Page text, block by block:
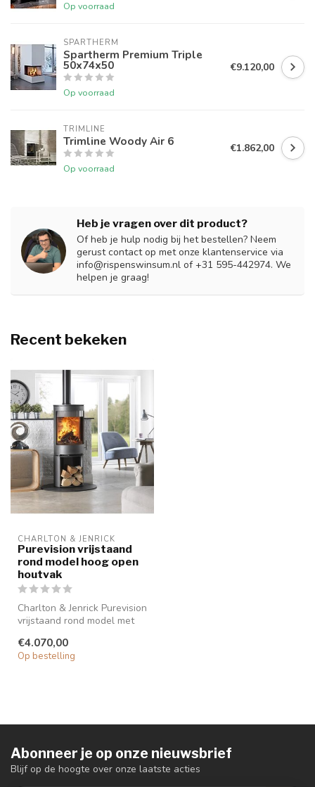
Op voorraad
SPARTHERM
Spartherm Premium Triple
50x74x50
Op voorraad
€9.120,00
TRIMLINE
Trimline Woody Air 6
Op voorraad
€1.862,00
Heb je vragen over dit product?
Of heb je hulp nodig bij het bestellen? Neem
gerust contact op met onze klantenservice via
info@rispenswinsum.nl of +31 595-442974. We
helpen je graag!
Recent bekeken
CHARLTON & JENRICK
Purevision vrijstaand
rond model hoog open
houtvak
Charlton & Jenrick Purevision
vrijstaand rond model met
De ro...
€4.070,00
Op bestelling
Abonneer je op onze nieuwsbrief
Blijf op de hoogte over onze laatste acties